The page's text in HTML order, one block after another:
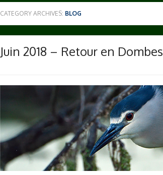
CATEGORY ARCHIVES: BLOG
Juin 2018 – Retour en Dombes